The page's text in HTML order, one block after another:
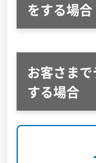
をする場合
お客さま
する場合